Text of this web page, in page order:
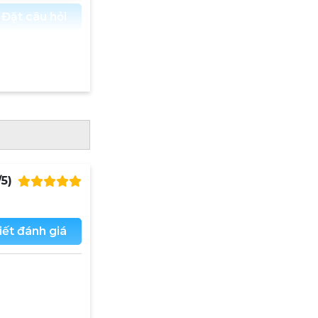
Đặt câu hỏi
đánh giá